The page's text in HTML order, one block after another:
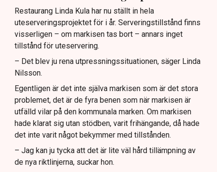
Restaurang Linda Kula har nu ställt in hela
uteserveringsprojektet för i år. Serveringstillstånd finns
visserligen – om markisen tas bort – annars inget
tillstånd för uteservering.
– Det blev ju rena utpressningssituationen, säger Linda
Nilsson.
Egentligen är det inte själva markisen som är det stora
problemet, det är de fyra benen som när markisen är
utfälld vilar på den kommunala marken. Om markisen
hade klarat sig utan stödben, varit frihängande, då hade
det inte varit något bekymmer med tillstånden.
– Jag kan ju tycka att det är lite väl hård tillämpning av
de nya riktlinjerna, suckar hon.